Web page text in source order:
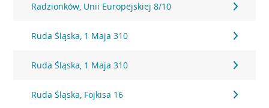
Radzionków, Unii Europejskiej 8/10
Ruda Śląska, 1 Maja 310
Ruda Śląska, 1 Maja 310
Ruda Śląska, Fojkisa 16